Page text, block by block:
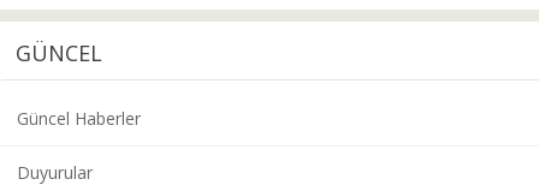
GÜNCEL
Güncel Haberler
Duyurular